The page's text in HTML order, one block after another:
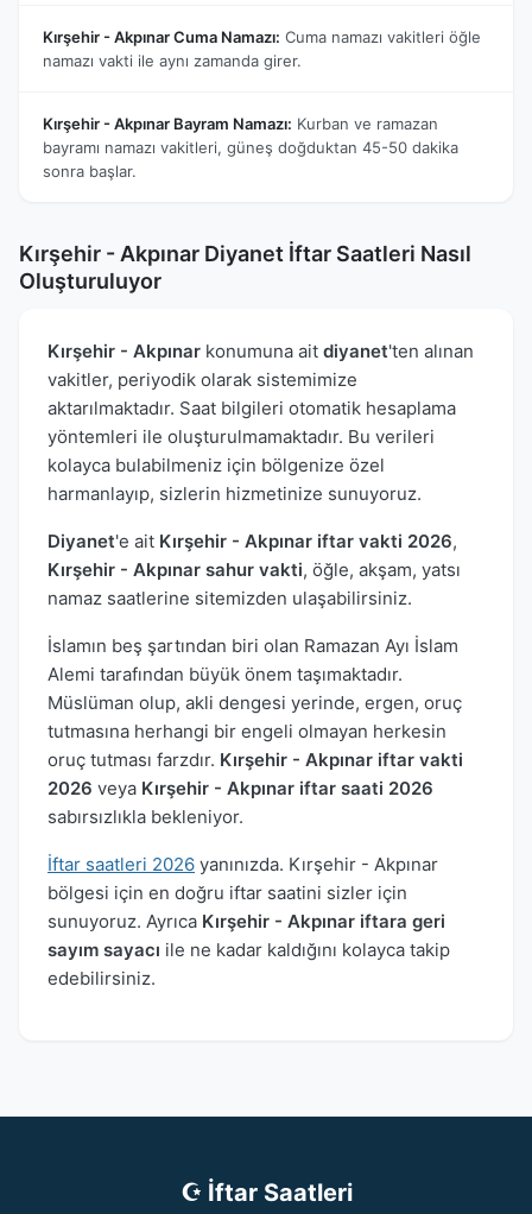
Kırşehir - Akpınar Cuma Namazı: Cuma namazı vakitleri öğle
namazı vakti ile aynı zamanda girer.
Kırşehir - Akpınar Bayram Namazı: Kurban ve ramazan
bayramı namazı vakitleri, güneş doğduktan 45-50 dakika
sonra başlar.
Kırşehir - Akpınar Diyanet İftar Saatleri Nasıl
Oluşturuluyor
Kırşehir - Akpınar konumuna ait diyanet'ten alınan
vakitler, periyodik olarak sistemimize
aktarılmaktadır. Saat bilgileri otomatik hesaplama
yöntemleri ile oluşturulmamaktadır. Bu verileri
kolayca bulabilmeniz için bölgenize özel
harmanlayıp, sizlerin hizmetinize sunuyoruz.
Diyanet'e ait Kırşehir - Akpınar iftar vakti 2026,
Kırşehir - Akpınar sahur vakti, öğle, akşam, yatsı
namaz saatlerine sitemizden ulaşabilirsiniz.
İslamın beş şartından biri olan Ramazan Ayı İslam
Alemi tarafından büyük önem taşımaktadır.
Müslüman olup, akli dengesi yerinde, ergen, oruç
tutmasına herhangi bir engeli olmayan herkesin
oruç tutması farzdır. Kırşehir - Akpınar iftar vakti
2026 veya Kırşehir - Akpınar iftar saati 2026
sabırsızlıkla bekleniyor.
İftar saatleri 2026 yanınızda. Kırşehir - Akpınar
bölgesi için en doğru iftar saatini sizler için
sunuyoruz. Ayrıca Kırşehir - Akpınar iftara geri
sayım sayacı ile ne kadar kaldığını kolayca takip
edebilirsiniz.
☪ İftar Saatleri